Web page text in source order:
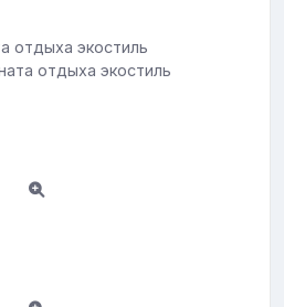
отдыха экостиль